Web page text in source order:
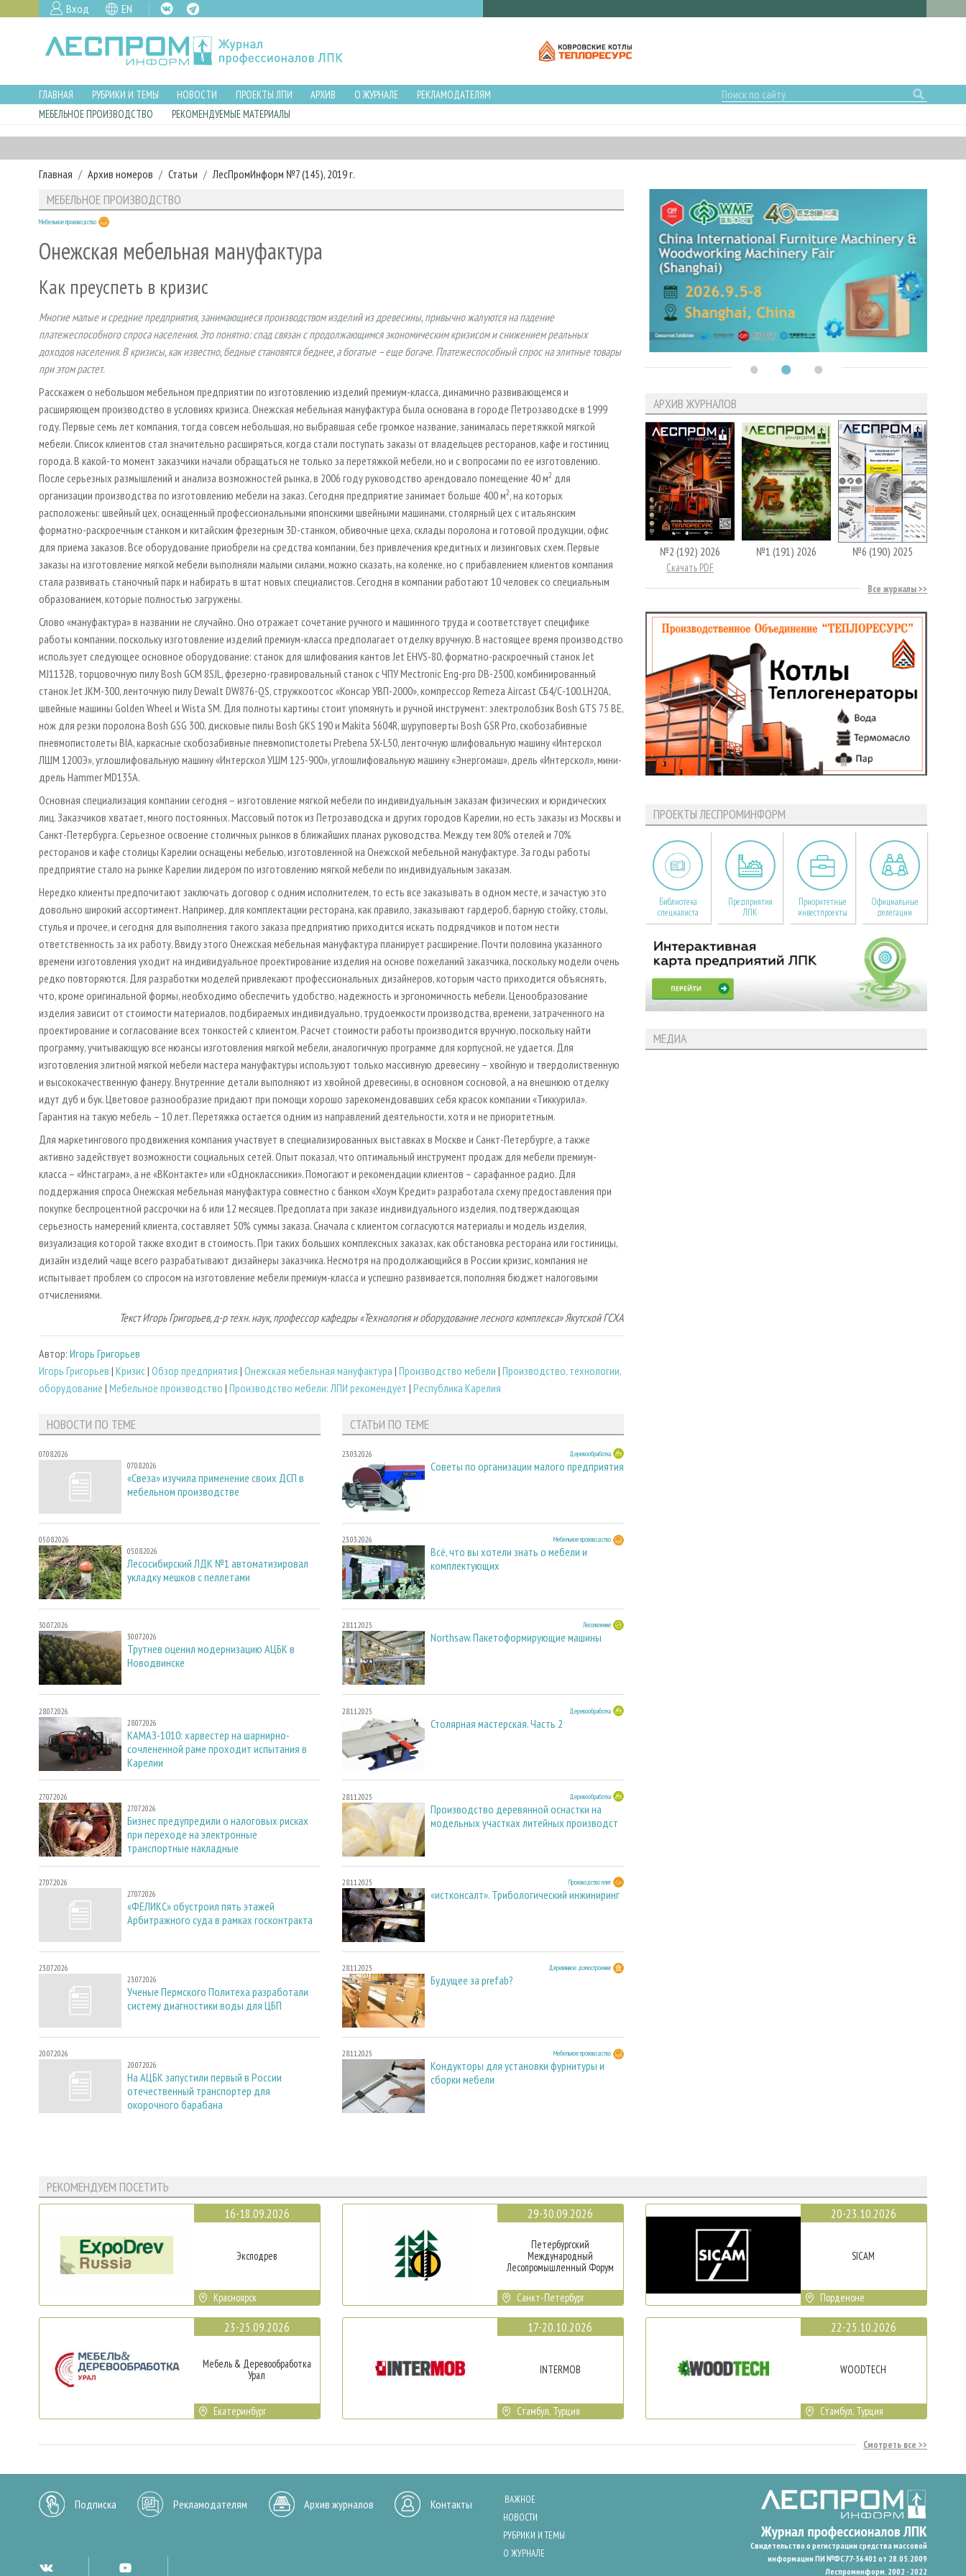
Вход EN
ГЛАВНАЯ РУБРИКИ И ТЕМЫ НОВОСТИ ПРОЕКТЫ ЛПИ АРХИВ О ЖУРНАЛЕ
РЕКЛАМОДАТЕЛЯМ
МЕБЕЛЬНОЕ ПРОИЗВОДСТВО
РЕКОМЕНДУЕМЫЕ МАТЕРИАЛЫ
Главная Архив номеров Статьи ЛесПромИнформ №7 (145), 2019 г.
МЕБЕЛЬНОЕ ПРОИЗВОДСТВО
Мебельное производство
Онежская мебельная мануфактура
Как преуспеть в кризис
Многие малые и средние предприятия, занимающиеся производством изделий из древесины, привычно жалуются на падение
платежеспособного спроса населения. Это понятно: спад связан с продолжающимся экономическим кризисом и снижением реальных
доходов населения. В кризисы, как известно, бедные становятся беднее, а богатые – еще богаче. Платежеспособный спрос на элитные товары
при этом растет.
Расскажем о небольшом мебельном предприятии по изготовлению изделий премиум-класса, динамично развивающемся и
расширяющем производство в условиях кризиса. Онежская мебельная мануфактура была основана в городе Петрозаводске в 1999
году. Первые семь лет компания, тогда совсем небольшая, но выбравшая себе громкое название, занималась перетяжкой мягкой
мебели. Список клиентов стал значительно расширяться, когда стали поступать заказы от владельцев ресторанов, кафе и гостиниц
города. В какой-то момент заказчики начали обращаться не только за перетяжкой мебели, но и с вопросами по ее изготовлению.
После серьезных размышлений и анализа возможностей рынка, в 2006 году руководство арендовало помещение 40 м2 для
организации производства по изготовлению мебели на заказ. Сегодня предприятие занимает больше 400 м2, на которых
расположены: швейный цех, оснащенный профессиональными японскими швейными машинами, столярный цех с итальянским
форматно-раскроечным станком и китайским фрезерным 3D-станком, обивочные цеха, склады поролона и готовой продукции, офис
для приема заказов. Все оборудование приобрели на средства компании, без привлечения кредитных и лизинговых схем. Первые
заказы на изготовление мягкой мебели выполняли малыми силами, можно сказать, на коленке, но с прибавлением клиентов компания
стала развивать станочный парк и набирать в штат новых специалистов. Сегодня в компании работают 10 человек со специальным
образованием, которые полностью загружены.
Слово «мануфактура» в названии не случайно. Оно отражает сочетание ручного и машинного труда и соответствует специфике
работы компании, поскольку изготовление изделий премиум-класса предполагает отделку вручную. В настоящее время производство
использует следующее основное оборудование: станок для шлифования кантов Jet EHVS-80, форматно-раскроечный станок Jet
MJ1132B, торцовочную пилу Bosh GCM 8SJL, фрезерно-гравировальный станок с ЧПУ Mectronic Eng-pro DB-2500, комбинированный
станок Jet JKM-300, ленточную пилу Dewalt DW876-QS, стружкоотсос «Консар УВП-2000», компрессор Remeza Aircast СБ4/С-100.LH20A,
швейные машины Golden Wheel и Wista SM. Для полноты картины стоит упомянуть и ручной инструмент: электролобзик Bosh GTS 75 BE,
нож для резки поролона Bosh GSG 300, дисковые пилы Bosh GKS 190 и Makita 5604R, шуруповерты Bosh GSR Pro, скобозабивные
пневмопистолеты BIA, каркасные скобозабивные пневмопистолеты Prebena 5X-L50, ленточную шлифовальную машину «Интерскол
ЛШМ 1200Э», углошлифовальную машину «Интерскол УШМ 125-900», углошлифовальную машину «Энергомаш», дрель «Интерскол», мини-
дрель Hammer MD135A.
Основная специализация компании сегодня – изготовление мягкой мебели по индивидуальным заказам физических и юридических
лиц. Заказчиков хватает, много постоянных. Массовый поток из Петрозаводска и других городов Карелии, но есть заказы из Москвы и
Санкт-Петербурга. Серьезное освоение столичных рынков в ближайших планах руководства. Между тем 80% отелей и 70%
ресторанов и кафе столицы Карелии оснащены мебелью, изготовленной на Онежской мебельной мануфактуре. За годы работы
предприятие стало на рынке Карелии лидером по изготовлению мягкой мебели по индивидуальным заказам.
Нередко клиенты предпочитают заключать договор с одним исполнителем, то есть все заказывать в одном месте, и зачастую это
довольно широкий ассортимент. Например, для комплектации ресторана, как правило, заказывают гардероб, барную стойку, столы,
стулья и прочее, и сегодня для выполнения такого заказа предприятию приходится искать подрядчиков и потом нести
ответственность за их работу. Ввиду этого Онежская мебельная мануфактура планирует расширение. Почти половина указанного
времени изготовления уходит на индивидуальное проектирование изделия на основе пожеланий заказчика, поскольку модели очень
редко повторяются. Для разработки моделей привлекают профессиональных дизайнеров, которым часто приходится объяснять,
что, кроме оригинальной формы, необходимо обеспечить удобство, надежность и эргономичность мебели. Ценообразование
изделия зависит от стоимости материалов, подбираемых индивидуально, трудоемкости производства, времени, затраченного на
проектирование и согласование всех тонкостей с клиентом. Расчет стоимости работы производится вручную, поскольку найти
программу, учитывающую все нюансы изготовления мягкой мебели, аналогичную программе для корпусной, не удается. Для
изготовления элитной мягкой мебели мастера мануфактуры используют только массивную древесину – хвойную и твердолиственную
и высококачественную фанеру. Внутренние детали выполняют из хвойной древесины, в основном сосновой, а на внешнюю отделку
идут дуб и бук. Цветовое разнообразие придают при помощи хорошо зарекомендовавших себя красок компании «Тиккурила».
Гарантия на такую мебель – 10 лет. Перетяжка остается одним из направлений деятельности, хотя и не приоритетным.
Для маркетингового продвижения компания участвует в специализированных выставках в Москве и Санкт-Петербурге, а также
активно задействует возможности социальных сетей. Опыт показал, что оптимальный инструмент продаж для мебели премиум-
класса – «Инстаграм», а не «ВКонтакте» или «Одноклассники». Помогают и рекомендации клиентов – сарафанное радио. Для
поддержания спроса Онежская мебельная мануфактура совместно с банком «Хоум Кредит» разработала схему предоставления при
покупке беспроцентной рассрочки на 6 или 12 месяцев. Предоплата при заказе индивидуального изделия, подтверждающая
серьезность намерений клиента, составляет 50% суммы заказа. Сначала с клиентом согласуются материалы и модель изделия,
визуализация которой также входит в стоимость. При таких больших комплексных заказах, как обстановка ресторана или гостиницы,
дизайн изделий чаще всего разрабатывают дизайнеры заказчика. Несмотря на продолжающийся в России кризис, компания не
испытывает проблем со спросом на изготовление мебели премиум-класса и успешно развивается, пополняя бюджет налоговыми
отчислениями.
Текст Игорь Григорьев, д-р техн. наук, профессор кафедры «Технология и оборудование лесного комплекса» Якутской ГСХА
Автор: Игорь Григорьев
Игорь Григорьев | Кризис| Обзор предприятия | Онежская мебельная мануфактура | Производство мебели | Производство, технологии,
оборудование | Мебельное производство | Производство мебели: ЛПИ рекомендует | Республика Карелия
НОВОСТИ ПО ТЕМЕ
07.08.2026
07.08.2026
«Свеза» изучила применение своих ДСП в
мебельном производстве
05.08.2026
05.08.2026
Лесосибирский ЛДК №1 автоматизировал
укладку мешков с пеллетами
30.07.2026
30.07.2026
Трутнев оценил модернизацию АЦБК в
Новодвинске
28.07.2026
28.07.2026
КАМАЗ-1010: харвестер на шарнирно-
сочлененной раме проходит испытания в
Карелии
27.07.2026
27.07.2026
Бизнес предупредили о налоговых рисках
при переходе на электронные
транспортные накладные
27.07.2026
27.07.2026
«ФЕЛИКС» обустроил пять этажей
Арбитражного суда в рамках госконтракта
23.07.2026
23.07.2026
Ученые Пермского Политеха разработали
систему диагностики воды для ЦБП
20.07.2026
20.07.2026
На АЦБК запустили первый в России
отечественный транспортер для
окорочного барабана
СТАТЬИ ПО ТЕМЕ
23.03.2026 Деревообработка
Советы по организации малого предприятия
23.03.2026 Мебельное производство
Всё, что вы хотели знать о мебели и
комплектующих
28.11.2025 Лесопиление
Northsaw. Пакетоформирующие машины
28.11.2025 Деревообработка
Столярная мастерская. Часть 2
28.11.2025 Деревообработка
Производство деревянной оснастки на
модельных участках литейных производст
28.11.2025 Производство плит
«истконсалт». Трибологический инжиниринг
28.11.2025 Деревянное домостроение
Будущее за prefab?
28.11.2025 Мебельное производство
Кондукторы для установки фурнитуры и
сборки мебели
АРХИВ ЖУРНАЛОВ
№2 (192) 2026
Скачать PDF
№1 (191) 2026 №6 (190) 2025
Все журналы
ПРОЕКТЫ ЛЕСПРОМИНФОРМ
Библиотека
специалиста
Предприятия
ЛПК
Приоритетные
инвестпроекты
Официальные
делегации
МЕДИА
РЕКОМЕНДУЕМ ПОСЕТИТЬ
16-18.09.2026
Эксподрев
Красноярск
23-25.09.2026
Мебель & Деревообработка
Урал
Екатеринбург
29-30.09.2026
Петербургский
Международный
Лесопромышленный Форум
Санкт-Петербург
17-20.10.2026
INTERMOB
Стамбул, Турция
20-23.10.2026
SICAM
Порденоне
22-25.10.2026
WOODTECH
Стамбул, Турция
Смотреть все
Подписка Рекламодателям Архив журналов Контакты
ВАЖНОЕ
НОВОСТИ
РУБРИКИ И ТЕМЫ
О ЖУРНАЛЕ
Свидетельство о регистрации средства массовой
информации ПИ №ФС77-36401 от 28.05.2009
Леспроминформ. 2002 - 2022